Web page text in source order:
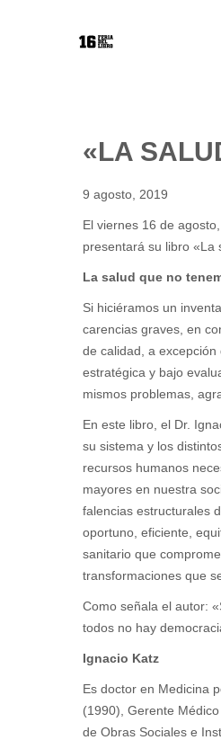
«LA
9 agosto, 2019
El viernes 16 de
presentará su libro «La
La salud que no
Si hiciéramos un
carencias graves, en
de calidad, a
estratégica y bajo
mismos problemas,
En este libro, el Dr.
su sistema y los
recursos humanos
mayores en nuestra
falencias estructurales
oportuno, eficiente,
sanitario que
transformaciones que
Como señala el autor:
todos no hay
Ignacio Katz
Es doctor en Medicina
(1990), Gerente
de Obras Sociales e